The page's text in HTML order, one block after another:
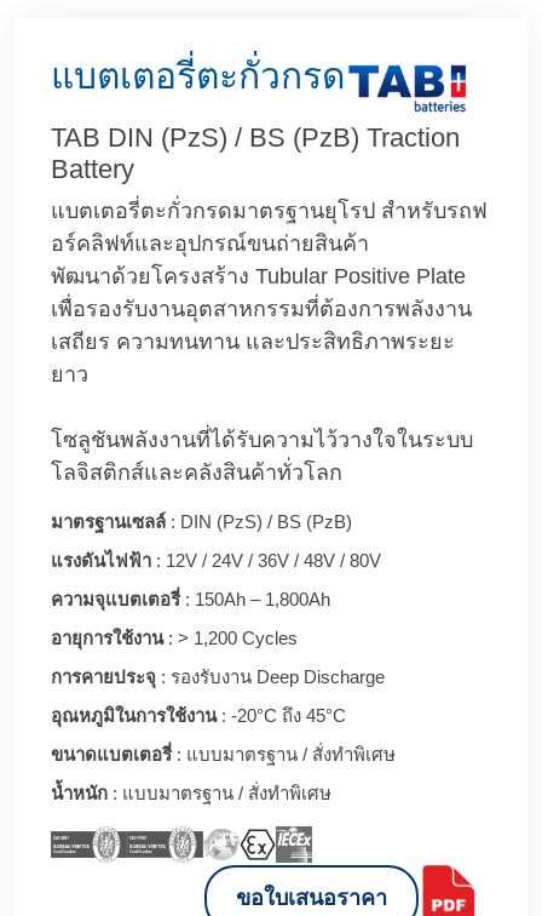
แบตเตอรี่ตะกั่วกรด
TAB DIN (PzS) / BS (PzB) Traction
Battery
แบตเตอรี่ตะกั่วกรดมาตรฐานยุโรป สำหรับรถฟ
อร์คลิฟท์และอุปกรณ์ขนถ่ายสินค้า
พัฒนาด้วยโครงสร้าง Tubular Positive Plate
เพื่อรองรับงานอุตสาหกรรมที่ต้องการพลังงาน
เสถียร ความทนทาน และประสิทธิภาพระยะ
ยาว
โซลูชันพลังงานที่ได้รับความไว้วางใจในระบบ
โลจิสติกส์และคลังสินค้าทั่วโลก
มาตรฐานเซลล์ : DIN (PzS) / BS (PzB)
แรงดันไฟฟ้า : 12V / 24V / 36V / 48V / 80V
ความจุแบตเตอรี่: 150Ah – 1,800Ah
อายุการใช้งาน: > 1,200 Cycles
การคายประจุ : รองรับงาน Deep Discharge
อุณหภูมิในการใช้งาน: -20°C ถึง 45°C
ขนาดแบตเตอรี่: แบบมาตรฐาน / สั่งทำพิเศษ
น้ำหนัก : แบบมาตรฐาน / สั่งทำพิเศษ
ขอใบเสนอราคา